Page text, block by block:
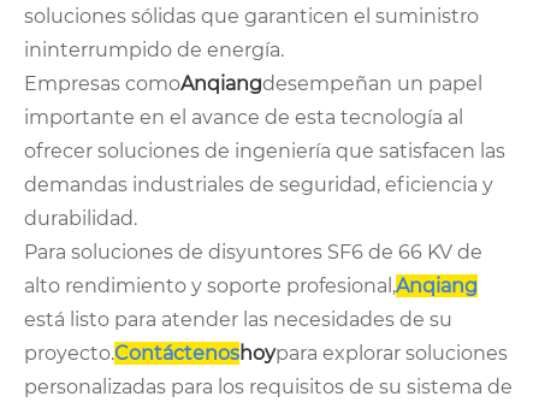
soluciones sólidas que garanticen el suministro
ininterrumpido de energía.
Empresas comoAnqiangdesempeñan un papel
importante en el avance de esta tecnología al
ofrecer soluciones de ingeniería que satisfacen las
demandas industriales de seguridad, eficiencia y
durabilidad.
Para soluciones de disyuntores SF6 de 66 KV de
alto rendimiento y soporte profesional,Anqiang
está listo para atender las necesidades de su
proyecto.Contáctenoshoypara explorar soluciones
personalizadas para los requisitos de su sistema de